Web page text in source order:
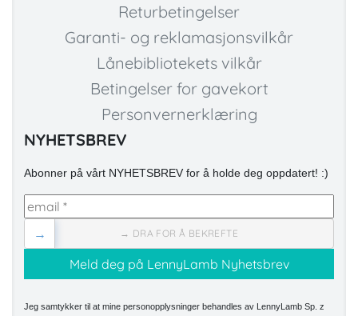
Returbetingelser
Garanti- og reklamasjonsvilkår
Lånebibliotekets vilkår
Betingelser for gavekort
Personvernerklæring
NYHETSBREV
Abonner på vårt NYHETSBREV for å holde deg oppdatert! :)
→ DRA FOR Å BEKREFTE
→
Jeg samtykker til at mine personopplysninger behandles av LennyLamb Sp. z